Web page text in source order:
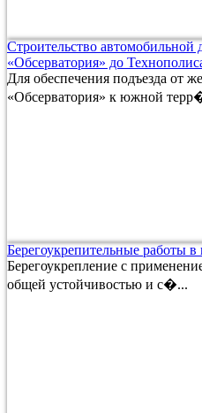
Строительство автомобильной
«Обсерватория» до
Для обеспечения подъезда от
«Обсерватория» к южной
Берегоукрепительные работы в
Берегоукрепление с
общей устойчивостью и с�...